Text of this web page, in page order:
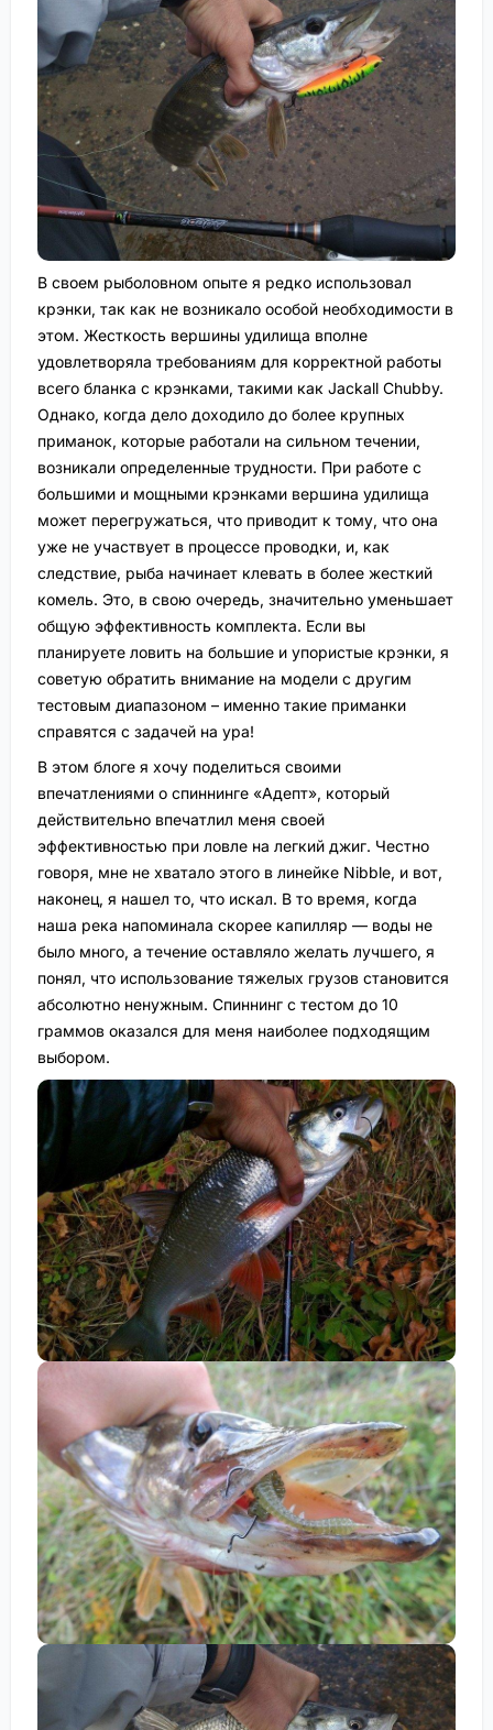
В своем рыболовном опыте я редко использовал
крэнки, так как не возникало особой необходимости в
этом. Жесткость вершины удилища вполне
удовлетворяла требованиям для корректной работы
всего бланка с крэнками, такими как Jackall Chubby.
Однако, когда дело доходило до более крупных
приманок, которые работали на сильном течении,
возникали определенные трудности. При работе с
большими и мощными крэнками вершина удилища
может перегружаться, что приводит к тому, что она
уже не участвует в процессе проводки, и, как
следствие, рыба начинает клевать в более жесткий
комель. Это, в свою очередь, значительно уменьшает
общую эффективность комплекта. Если вы
планируете ловить на большие и упористые крэнки, я
советую обратить внимание на модели с другим
тестовым диапазоном – именно такие приманки
справятся с задачей на ура!
В этом блоге я хочу поделиться своими
впечатлениями о спиннинге «Адепт», который
действительно впечатлил меня своей
эффективностью при ловле на легкий джиг. Честно
говоря, мне не хватало этого в линейке Nibble, и вот,
наконец, я нашел то, что искал. В то время, когда
наша река напоминала скорее капилляр — воды не
было много, а течение оставляло желать лучшего, я
понял, что использование тяжелых грузов становится
абсолютно ненужным. Спиннинг с тестом до 10
граммов оказался для меня наиболее подходящим
выбором.